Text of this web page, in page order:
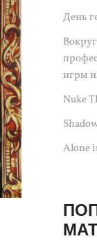
День
игры
Nuke
Alone